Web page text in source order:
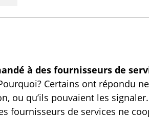
à des fournisseurs de
Certains ont répondu
ou qu’ils pouvaient les signaler.
fournisseurs de services ne